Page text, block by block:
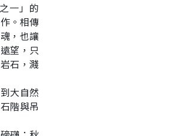
一」的
。相傳
，也讓
望，只
石，濺
大自然
階與吊